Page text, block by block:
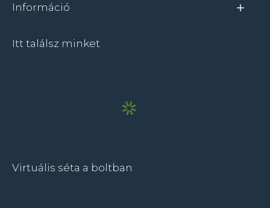
Információ
Itt találsz minket
Virtuális séta a boltban